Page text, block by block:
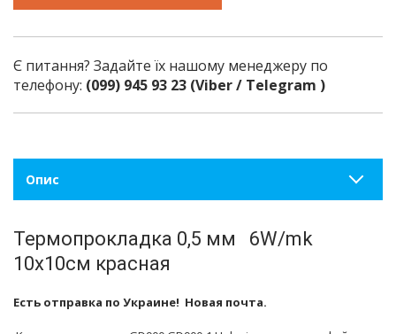
Є питання? Задайте їх нашому менеджеру по
телефону: (099) 945 93 23 (Viber / Telegram )
Опис
Термопрокладка 0,5 мм 6W/mk
10х10см красная
Есть отправка по Украине! Новая почта.